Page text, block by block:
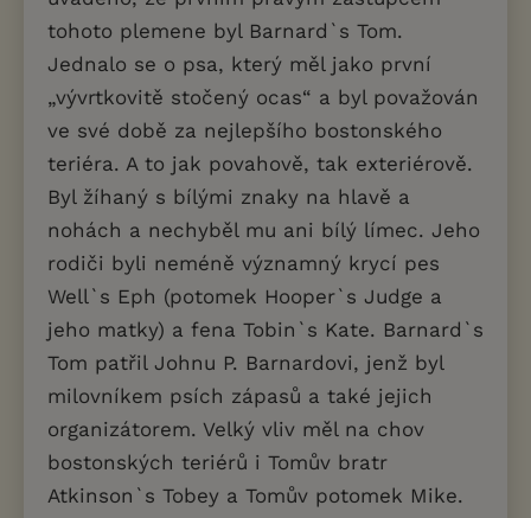
tohoto plemene byl Barnard`s Tom.
Jednalo se o psa, který měl jako první
„vývrtkovitě stočený ocas“ a byl považován
ve své době za nejlepšího bostonského
teriéra. A to jak povahově, tak exteriérově.
Byl žíhaný s bílými znaky na hlavě a
nohách a nechyběl mu ani bílý límec. Jeho
rodiči byli neméně významný krycí pes
Well`s Eph (potomek Hooper`s Judge a
jeho matky) a fena Tobin`s Kate. Barnard`s
Tom patřil Johnu P. Barnardovi, jenž byl
milovníkem psích zápasů a také jejich
organizátorem. Velký vliv měl na chov
bostonských teriérů i Tomův bratr
Atkinson`s Tobey a Tomův potomek Mike.